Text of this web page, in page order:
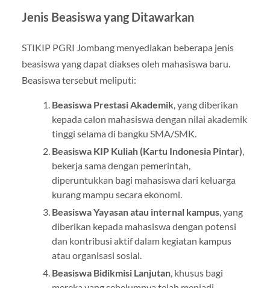
Jenis Beasiswa yang Ditawarkan
STIKIP PGRI Jombang menyediakan beberapa jenis
beasiswa yang dapat diakses oleh mahasiswa baru.
Beasiswa tersebut meliputi:
Beasiswa Prestasi Akademik, yang diberikan
kepada calon mahasiswa dengan nilai akademik
tinggi selama di bangku SMA/SMK.
Beasiswa KIP Kuliah (Kartu Indonesia Pintar)
bekerja sama dengan pemerintah,
diperuntukkan bagi mahasiswa dari keluarga
kurang mampu secara ekonomi.
Beasiswa Yayasan atau internal kampus, yang
diberikan kepada mahasiswa dengan potensi
dan kontribusi aktif dalam kegiatan kampus
atau organisasi sosial.
Beasiswa Bidikmisi Lanjutan, khusus bagi